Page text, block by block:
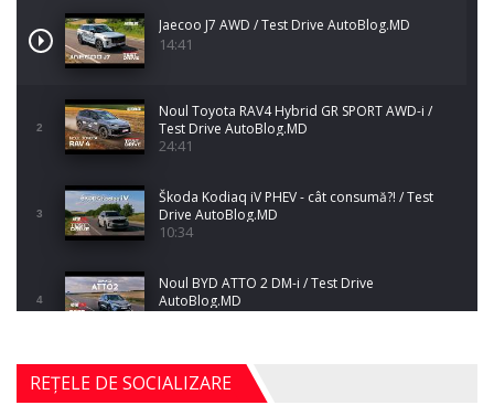
Jaecoo J7 AWD / Test Drive AutoBlog.MD
14:41
2
Noul Toyota RAV4 Hybrid GR SPORT AWD-i /
Test Drive AutoBlog.MD
24:41
3
Škoda Kodiaq iV PHEV - cât consumă?! / Test
Drive AutoBlog.MD
10:34
4
Noul BYD ATTO 2 DM-i / Test Drive
AutoBlog.MD
5
Noul Mercedes-Benz S-Class facelift (S 580
4MATIC V223) / Test Drive AutoBlog.MD
27:33
REȚELE DE SOCIALIZARE